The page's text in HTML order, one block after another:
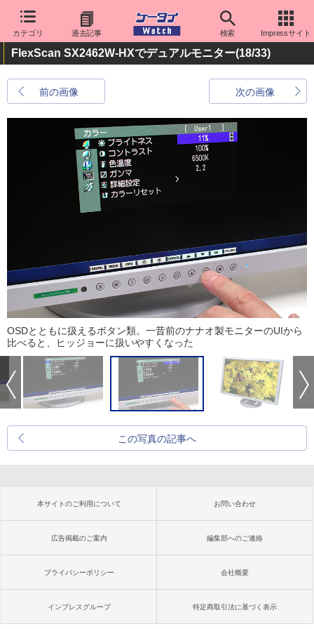
カテゴリ 過去記事 検索 Impressサイト
FlexScan SX2462W-HXでデュアルモニター(18/33)
前の画像 次の画像
OSDとともに扱えるボタン類。一昔前のナナオ製モニターのUIから
比べると、ヒッジョーに扱いやすくなった
この写真の記事へ
本サイトのご利用について お問い合わせ
広告掲載のご案内 編集部へのご連絡
プライバシーポリシー 会社概要
インプレスグループ 特定商取引法に基づく表示